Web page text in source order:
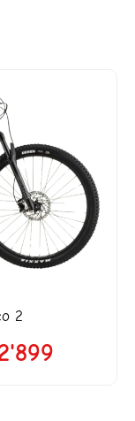
2
ist:
CHF